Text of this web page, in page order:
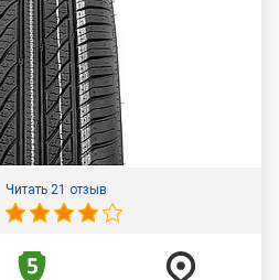
Читать 21 отзыв